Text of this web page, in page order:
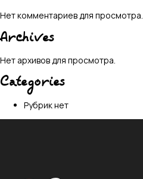
Нет комментариев для просмотра.
Archives
Нет архивов для просмотра.
Categories
Рубрик нет